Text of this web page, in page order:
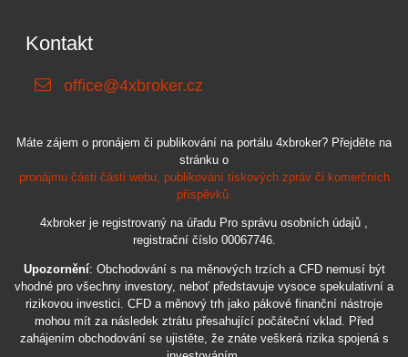
Kontakt
office@4xbroker.cz
Máte zájem o pronájem či publikování na portálu 4xbroker? Přejděte na
stránku o
pronájmu části části webu, publikování tiskových zpráv či komerčních
příspěvků.
4xbroker je registrovaný na úřadu Pro správu osobních údajů ,
registrační číslo 00067746.
Upozornění: Obchodování s na měnových trzích a CFD nemusí být
vhodné pro všechny investory, neboť představuje vysoce spekulativní a
rizikovou investici. CFD a měnový trh jako pákové finanční nástroje
mohou mít za následek ztrátu přesahující počáteční vklad. Před
zahájením obchodování se ujistěte, že znáte veškerá rizika spojená s